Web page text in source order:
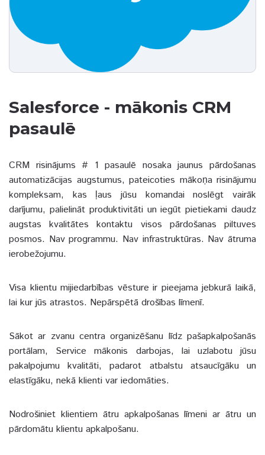
Salesforce - mākonis CRM
pasaulē
CRM risinājums # 1 pasaulē nosaka jaunus pārdošanas
automatizācijas augstumus, pateicoties mākoņa risinājumu
kompleksam, kas ļaus jūsu komandai noslēgt vairāk
darījumu, palielināt produktivitāti un iegūt pietiekami daudz
augstas kvalitātes kontaktu visos pārdošanas piltuves
posmos. Nav programmu. Nav infrastruktūras. Nav ātruma
ierobežojumu.
Visa klientu mijiedarbības vēsture ir pieejama jebkurā laikā,
lai kur jūs atrastos. Nepārspētā drošības līmenī.
Sākot ar zvanu centra organizēšanu līdz pašapkalpošanās
portālam, Service mākonis darbojas, lai uzlabotu jūsu
pakalpojumu kvalitāti, padarot atbalstu atsaucīgāku un
elastīgāku, nekā klienti var iedomāties.
Nodrošiniet klientiem ātru apkalpošanas līmeni ar ātru un
pārdomātu klientu apkalpošanu.